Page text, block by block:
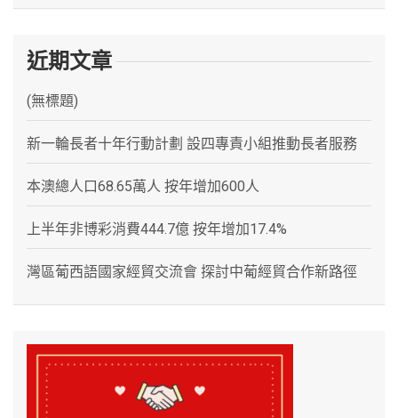
近期文章
(無標題)
新一輪長者十年行動計劃 設四專責小組推動長者服務
本澳總人口68.65萬人 按年增加600人
上半年非博彩消費444.7億 按年增加17.4%
灣區葡西語國家經貿交流會 探討中葡經貿合作新路徑